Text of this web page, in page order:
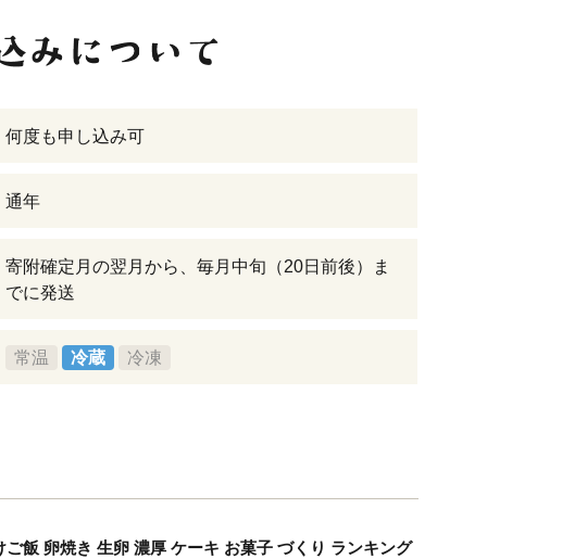
何度も申し込み可
通年
寄附確定月の翌月から、毎月中旬（20日前後）ま
でに発送
常温 冷蔵 冷凍
飯 卵焼き 生卵 濃厚 ケーキ お菓子 づくり ランキング